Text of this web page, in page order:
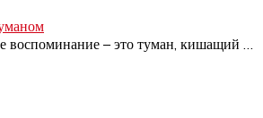
воспоминание – это туман, кишащий